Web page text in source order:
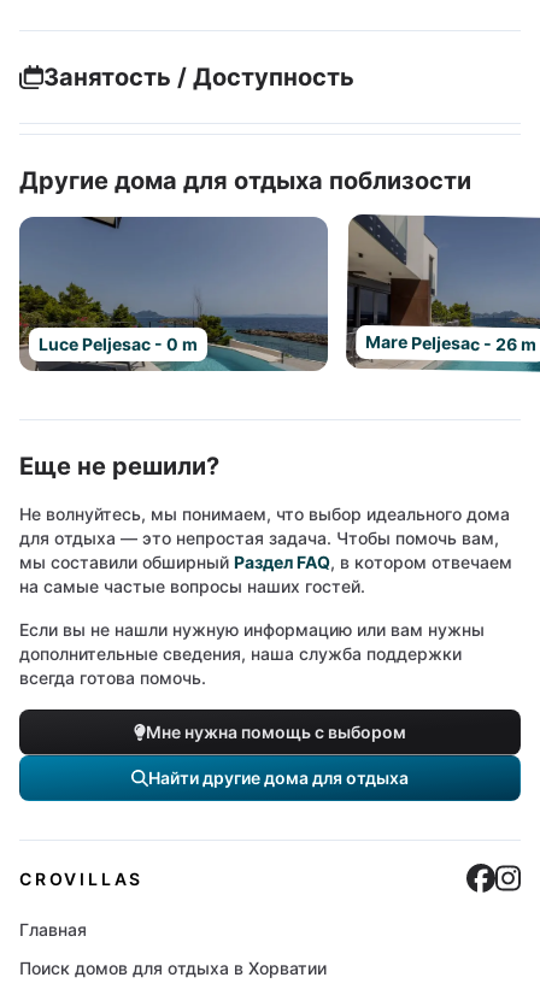
Занятость / Доступность
Другие дома для отдыха поблизости
Luce Peljesac - 0 m Mare Peljesac - 26 m
Еще не решили?
Не волнуйтесь, мы понимаем, что выбор идеального дома
для отдыха — это непростая задача. Чтобы помочь вам,
мы составили обширный Раздел FAQ, в котором отвечаем
на самые частые вопросы наших гостей.
Если вы не нашли нужную информацию или вам нужны
дополнительные сведения, наша служба поддержки
всегда готова помочь.
Мне нужна помощь с выбором
Найти другие дома для отдыха
CROVILLAS
Главная
Поиск домов для отдыха в Хорватии